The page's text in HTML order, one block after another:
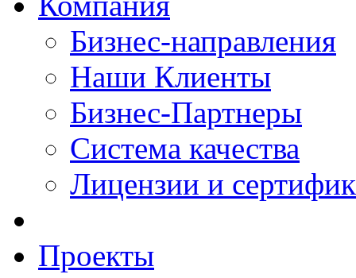
Бизнес-направления
Наши Клиенты
Бизнес-Партнеры
Система качества
Лицензии и
Проекты